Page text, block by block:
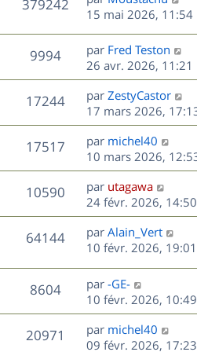
s
a
g
e
m
s
a
e
e
s
i
e
r
m
e
s
a
e
379242
u
e
n
i
e
r
m
e
s
s
a
g
e
15 mai 2026, 11:54
9994V
u
e
s
D
e
r
n
i
e
r
m
e
s
s
a
g
e
par Fred Teston
26 avr. 2026, 11:21
17244V
u
s
D
e
r
n
i
e
r
m
e
s
s
a
g
e
par ZestyCastor
17 mars 2026,
17517V
u
D
e
r
n
i
e
r
m
e
s
s
a
g
e
par michel40
10 mars 2026,
10590V
u
D
e
r
n
i
e
r
m
e
s
s
par utagawa
24 févr. 2026, 14:50
64144V
u
D
e
n
i
e
r
m
par Alain_Vert
10 févr. 2026, 19:01
8604V
u
e
D
e
r
n
i
par -GE-
10 févr. 2026, 10:49
20971
D
e
par michel40
09 févr. 2026, 17:23